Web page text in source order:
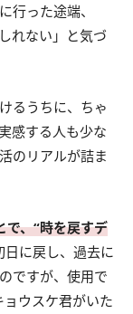
行った途端、
れない」と気づ
るうちに、ちゃ
感する人も少な
のリアルが詰ま
で、“時を戻すデ
に戻し、過去に
ですが、使用で
ョウスケ君がいた